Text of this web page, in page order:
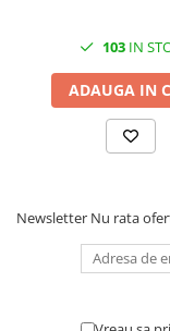
Placi de retea
Conectori & mufe
Rack-uri & accesorii
Patch panel-uri
Modemuri
Antene &
Accesorii retelistica
103IN
ADAUGA IN
Newsletter Nu rata